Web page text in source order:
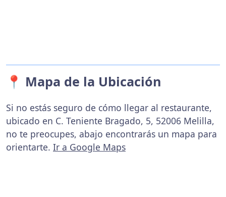
📍 Mapa de la Ubicación
Si no estás seguro de cómo llegar al restaurante,
ubicado en C. Teniente Bragado, 5, 52006 Melilla,
no te preocupes, abajo encontrarás un mapa para
orientarte. Ir a Google Maps